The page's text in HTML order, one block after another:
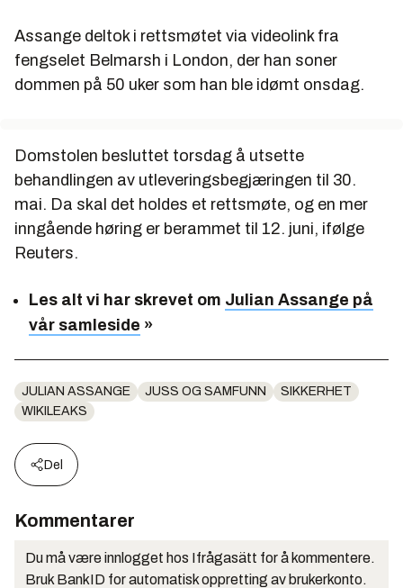
Assange deltok i rettsmøtet via videolink fra
fengselet Belmarsh i London, der han soner
dommen på 50 uker som han ble idømt onsdag.
Domstolen besluttet torsdag å utsette
behandlingen av utleveringsbegjæringen til 30.
mai. Da skal det holdes et rettsmøte, og en mer
inngående høring er berammet til 12. juni, ifølge
Reuters.
Les alt vi har skrevet om Julian Assange på
vår samleside »
JULIAN ASSANGE JUSS OG SAMFUNN
SIKKERHET
WIKILEAKS
Del
Kommentarer
Du må være innlogget hos Ifrågasätt for å kommentere.
Bruk BankID for automatisk oppretting av brukerkonto.